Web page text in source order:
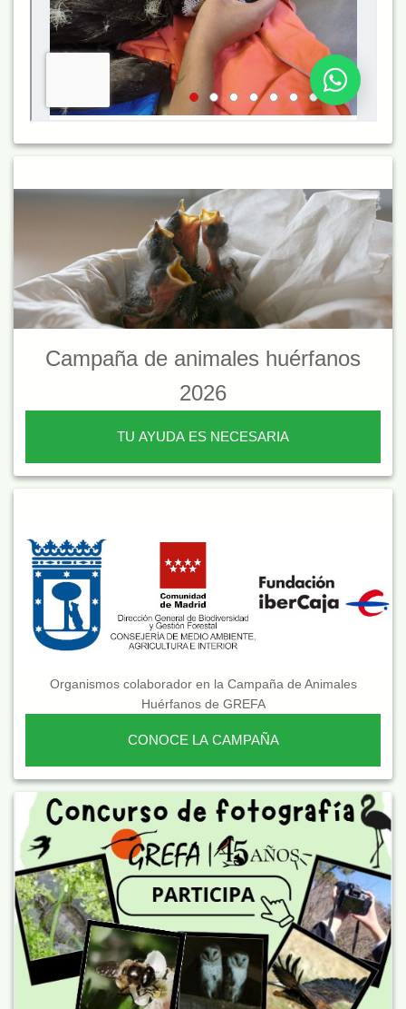
Campaña de animales huérfanos
2026
TU AYUDA ES NECESARIA
Organismos colaborador en la Campaña de Animales
Huérfanos de GREFA
CONOCE LA CAMPAÑA